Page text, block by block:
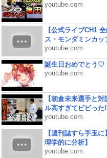
youtube.com
【公式ライブCH1
ス・モンダミンカッ
youtube.com
誕生日おめでとう♡
youtube.com
【朝倉未来選手と
ル高すぎてビビった
youtube.com
【週刊誌すら手玉
理学的に分析】
youtube.com